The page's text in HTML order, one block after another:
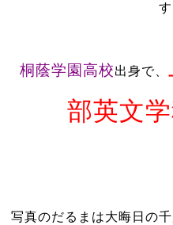
す
桐蔭学園高校出身で、
部英文
写真のだるまは大晦日の